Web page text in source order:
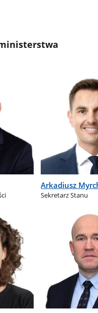
Arkadiusz
Sekretarz Stanu